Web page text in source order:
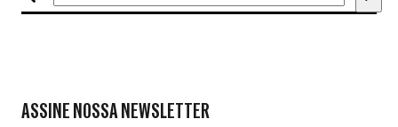
por:
ASSINE NOSSA NEWSLETTER